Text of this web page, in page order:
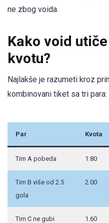
ne zbog voida.
Kako void
kvotu?
Najlakše je razumeti kroz
kombinovani tiket sa tri para:
Par Kvota
Tim A pobeda 1.80
Tim B više od 2.5
gola
2.00
Tim C ne gubi 1.60